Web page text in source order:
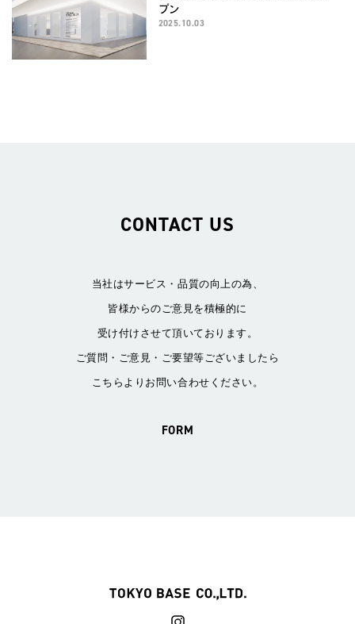
プン
2025.10.03
CONTACT US
当社はサービス・品質の向上の為、
皆様からのご意見を積極的に
受け付けさせて頂いております。
ご質問・ご意見・ご要望等ございましたら
こちらよりお問い合わせください。
FORM